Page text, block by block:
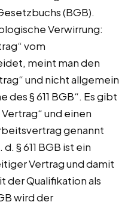
(BGB).
Verwirrung:
vom
meint man den
und nicht allgemein
§ 611 BGB“. Es gibt
und einen
genannt
§ 611 BGB ist ein
Vertrag und damit
der Qualifikation als
wird der